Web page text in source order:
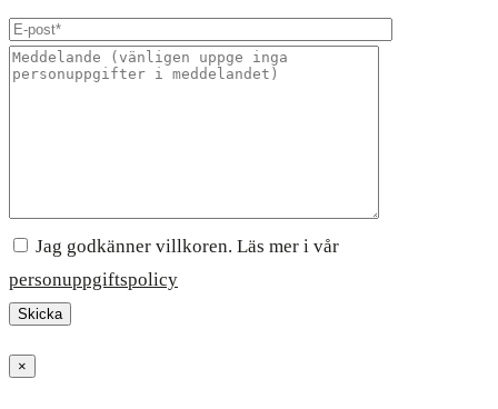
Jag godkänner villkoren. Läs mer i vår
personuppgiftspolicy
×